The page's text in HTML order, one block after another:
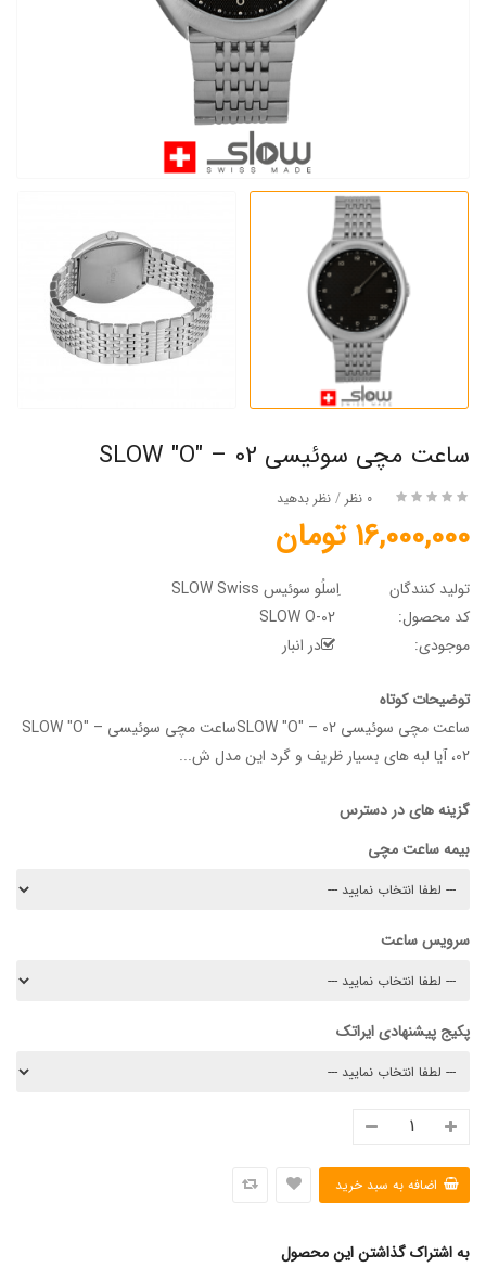
ساعت مچی سوئیسی SLOW "O" – 02
0 نظر / نظر بدهید
16,000,000 تومان
تولید کنندگان
اِسلُو سوئیس SLOW Swiss
کد محصول:
موجودی:
در انبار
توضیحات کوتاه
ساعت مچی سوئیسی SLOW "O" – 02ساعت مچی سوئیسی SLOW "O" –
02، آیا لبه های بسیار ظریف و گرد این مدل ش...
گزینه های در دسترس
بیمه ساعت مچی
سرویس ساعت
پکیج پیشنهادی ایراتک
به اشتراک گذاشتن این محصول